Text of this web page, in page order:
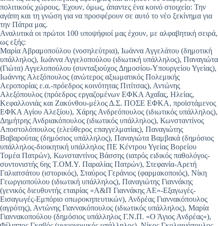
πολιτικούς χώρους. Έχουν, όμως, άπαντες ένα κοινό στοιχείο: Την
αγάπη και τη γνώση για να προσφέρουν σε αυτό το νέο ξεκίνημα για
την Πάτρα μας.
Αναλυτικά οι πρώτοι 100 υποψήφιοί μας έχουν, με αλφαβητική σειρά,
ως εξής:
Μαρία Αβραμοπούλου (νοσηλεύτρια), Ιωάννα Αγγελάτου (δημοτική
υπάλληλος), Ιωάννα Αγγελοπούλου (ιδιωτική υπάλληλος), Παναγιώτα
(Γιώτα) Αγγελοπούλου (συνταξιούχος Δημοσίου-Υπουργείου Υγείας),
Ιωάννης Αλεξόπουλος (ανώτερος αξιωματικός Πολεμικής
Αεροπορίας ε.α.-πρόεδρος κοινότητας Πιτίτσας), Αντώνης
Αλεξόπουλος (πρόεδρος εργαζομένων ΕΦΚΑ Αχαΐας, Ηλείας,
Κεφαλλονιάς και Ζακύνθου-μέλος Δ.Σ. ΠΟΣΕ ΕΦΚΑ, προϊστάμενος
ΕΦΚΑ Αγίου Αλεξίου), Χάρης Ανδρεόπουλος (ιδιωτικός υπάλληλος),
Δημήτρης Ανδριακόπουλος (ιδιωτικός υπάλληλος), Κωνσταντίνος
Αποστολόπουλος (ελεύθερος επαγγελματίας), Παναγιώτης
Βαβαρούτας (δημόσιος υπάλληλος), Παναγιώτα Βαμβακά (δημόσιος
υπάλληλος-διοικητική υπάλληλος ΠΕ Κέντρου Υγείας Βορείου
Τομέα Πατρών), Κωνσταντίνος Βάσσης (ιατρός ειδικός παθολόγος-
συντονιστής 6ης Τ.ΟΜ.Υ. Παραλίας Πατρών), Στεφανία-Αρετή
Γαλιατσάτου (ιστορικός), Σταύρος Γεράνιος (φαρμακοποιός), Νίκη
Γεωργιοπούλου (ιδιωτική υπάλληλος), Παναγιώτης Γιαννάκης
(γενικός διευθυντής εταιρίας «Α&Π Γιαννάκης ΑΕ»-Εξαγωγές-
Εισαγωγές-Εμπόριο οπωροκηπευτικών), Ανδρέας Γιαννακόπουλος
(αγρότης), Αντώνης Γιαννακόπουλος (ιδιωτικός υπάλληλος), Μαρία
Γιαννακοπούλου (δημόσιος υπάλληλος Γ.Ν.Π. «Ο Άγιος Ανδρέας»),